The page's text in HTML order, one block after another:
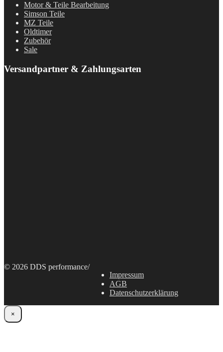
Motor & Teile Bearbeitung
Simson Teile
MZ Teile
Oldtimer
Zubehör
Sale
Versandpartner & Zahlungsarten
© 2026 DDS performance/
Impressum
AGB
Datenschutzerklärung
×